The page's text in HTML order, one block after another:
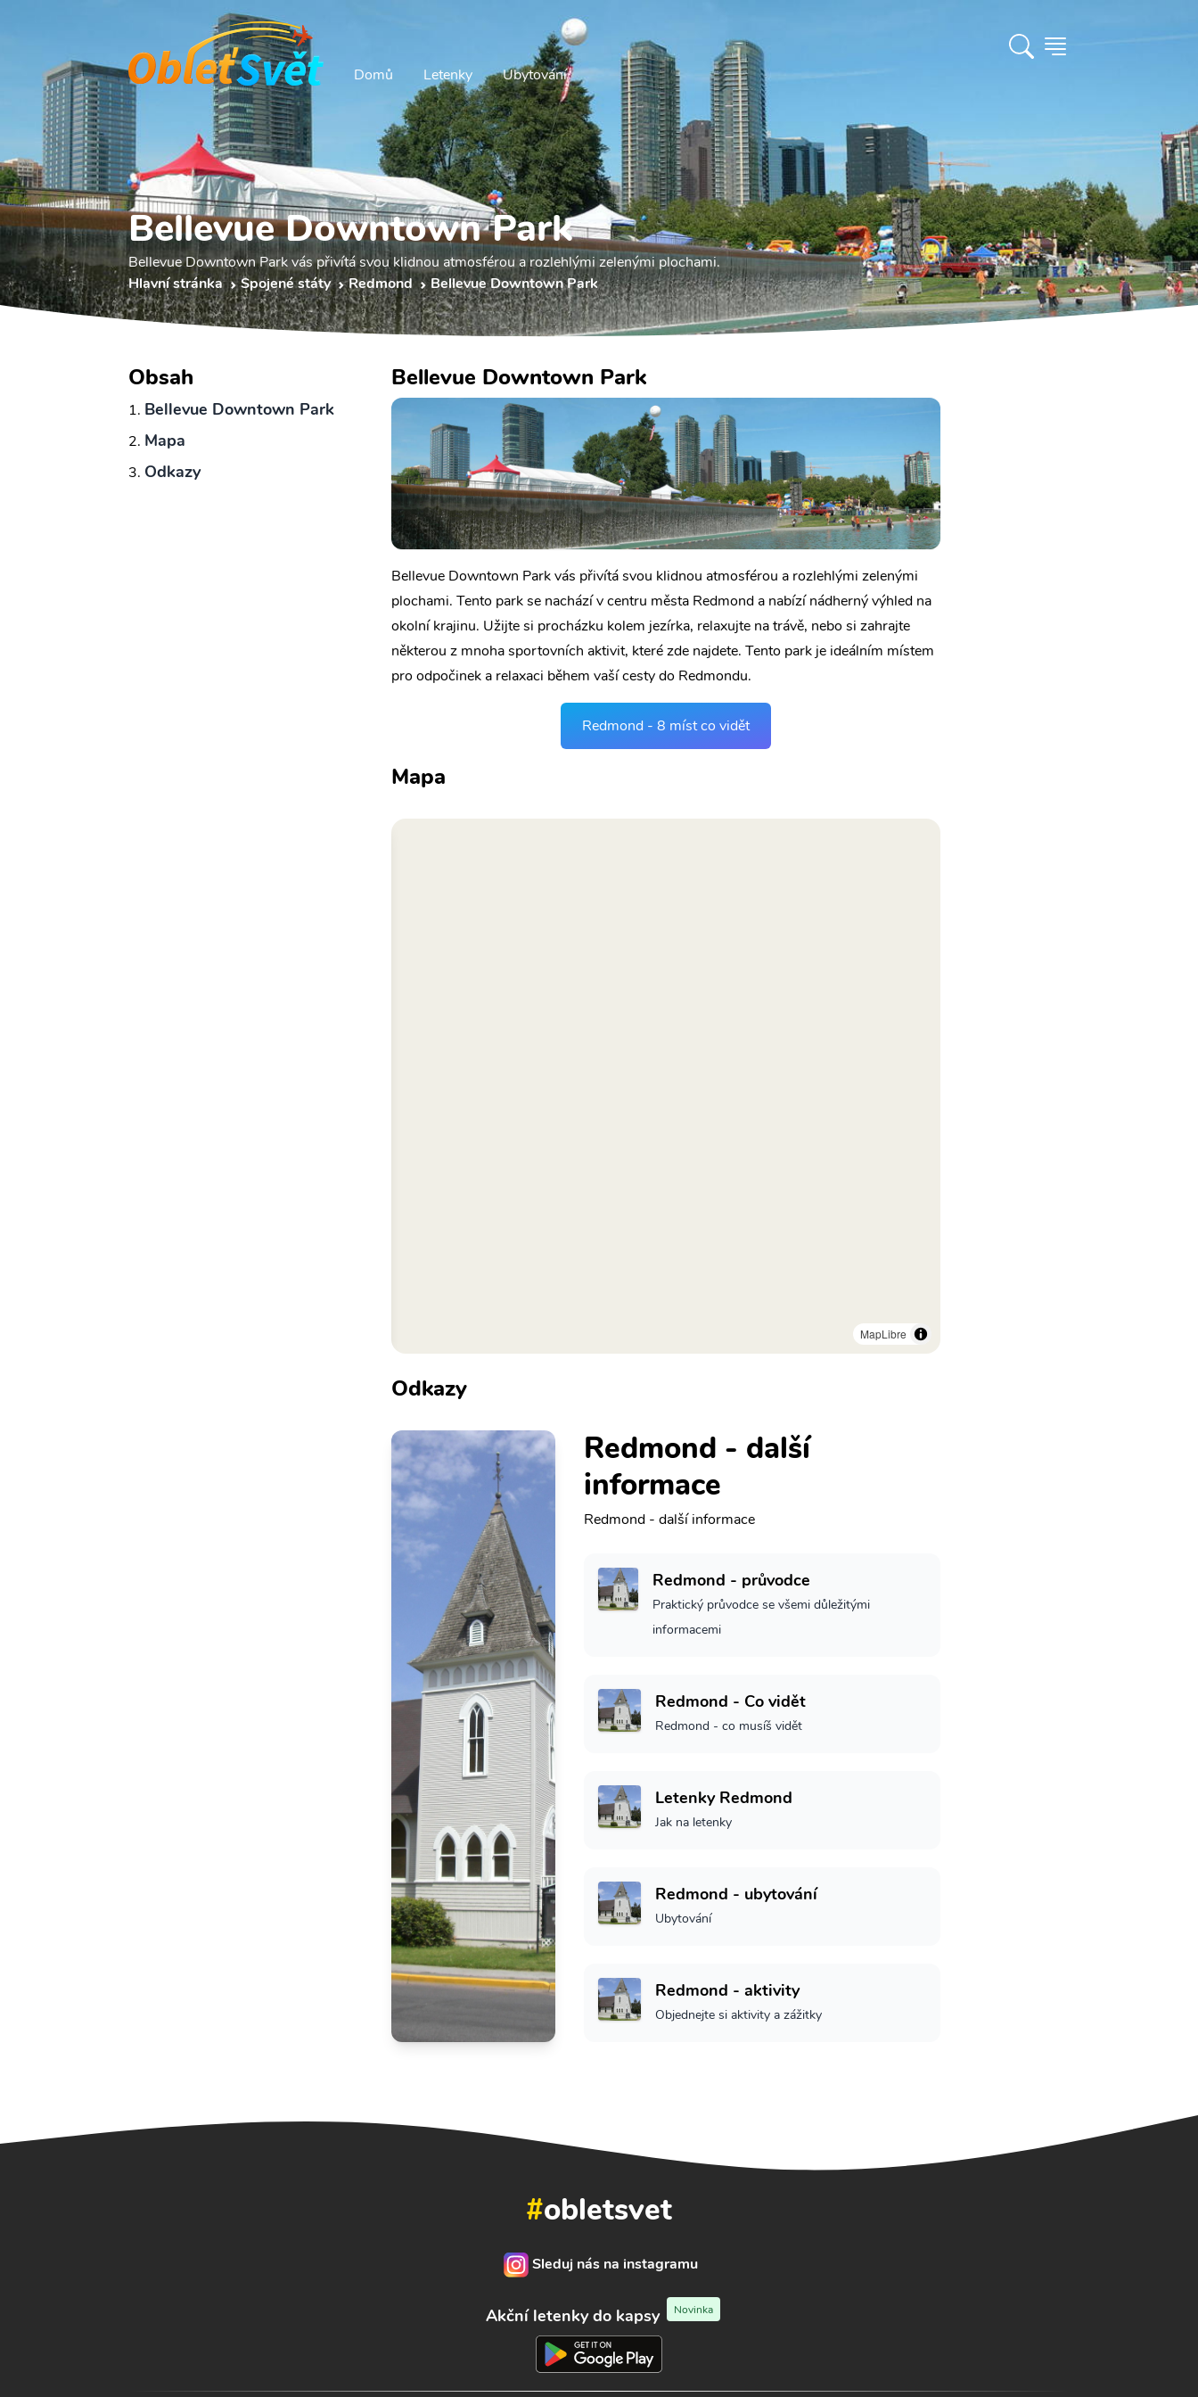
Domů Letenky Ubytování
Bellevue Downtown Park
Bellevue Downtown Park vás přivítá svou klidnou atmosférou a rozlehlými zelenými plochami.
Hlavní stránka
Spojené státy Redmond Bellevue Downtown Park
Obsah
Bellevue Downtown Park
Mapa
Odkazy
Bellevue Downtown Park
Bellevue Downtown Park vás přivítá svou klidnou atmosférou a rozlehlými zelenými
plochami. Tento park se nachází v centru města Redmond a nabízí nádherný výhled na
okolní krajinu. Užijte si procházku kolem jezírka, relaxujte na trávě, nebo si zahrajte
některou z mnoha sportovních aktivit, které zde najdete. Tento park je ideálním místem
pro odpočinek a relaxaci během vaší cesty do Redmondu.
Redmond - 8 míst co vidět
Mapa
MapLibre
Odkazy
Redmond - další
informace
Redmond - další informace
Redmond - průvodce
Praktický průvodce se všemi důležitými
informacemi
Redmond - Co vidět
Redmond - co musíš vidět
Letenky Redmond
Jak na letenky
Redmond - ubytování
Ubytování
Redmond - aktivity
Objednejte si aktivity a zážitky
#obletsvet
Sleduj nás na instagramu
Akční letenky do kapsy Novinka